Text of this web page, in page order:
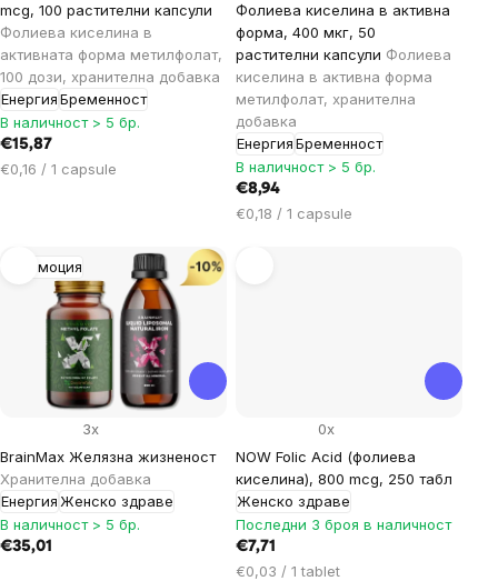
mcg, 100 растителни капсули
Фолиева киселина в
активната форма метилфолат,
100 дози, хранителна добавка
ЕнергияБременност
В наличност > 5 бр.
€15,87
Цена
€0,16 / 1 capsule
Фолиева киселина в активна
форма, 400 мкг, 50
растителни капсули Фолиева
киселина в активна форма
метилфолат, хранителна
добавка
ЕнергияБременност
В наличност > 5 бр.
€8,94
Цена
€0,18 / 1 capsule
Промоция
BrainMax Желязна жизненост
Хранителна добавка
Енергия Женско здраве
3x
В наличност > 5 бр.
€35,01
NOW Folic Acid (фолиева
киселина), 800 mcg, 250 табл
Женско здраве
0x
Последни 3 броя в наличност
€7,71
Цена
€0,03 / 1 tablet